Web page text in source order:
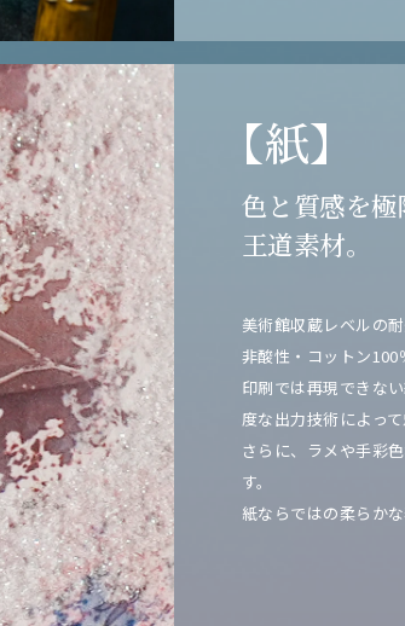
【紙】
色と質感を極
王道素材。
美術館収蔵レベルの
非酸性・コットン
印刷では再現できな
度な出力技術によって
さらに、ラメや手彩
す。
紙ならではの柔らか